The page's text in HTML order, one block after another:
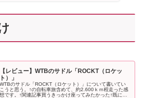
【レビュー】WTBのサドル「ROCKT（ロケッ
ト）」
WTBのサドル「ROCKT（ロケット）」について書いてい
こうと思う。↑の自転車旅含めて、約2.600ｋｍ程走った感
想です。↑関連記事買うきっかけ座ってみたかった↑既に持